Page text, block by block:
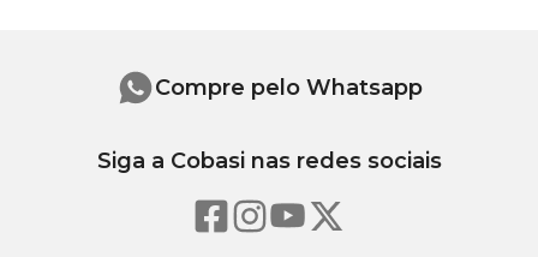
Compre pelo Whatsapp
Siga a Cobasi nas redes sociais